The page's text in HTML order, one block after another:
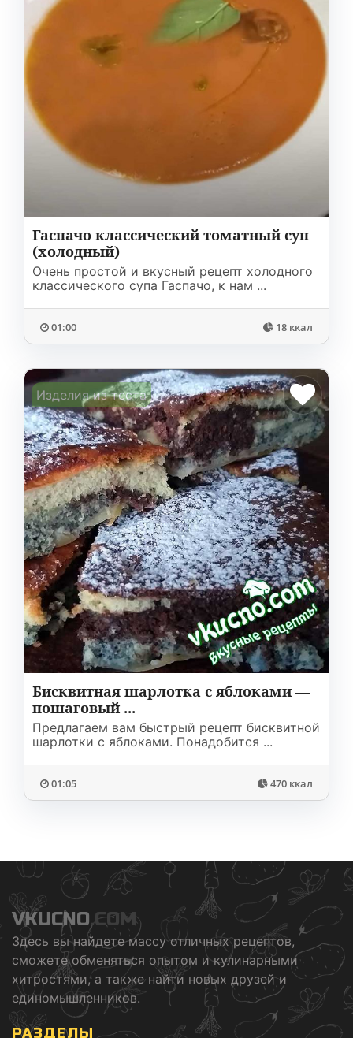
Гаспачо классический томатный суп
(холодный)
Очень простой и вкусный рецепт холодного
классического супа Гаспачо, к нам ...
01:00 18 ккал
Изделия из теста
Бисквитная шарлотка с яблоками —
пошаговый ...
Предлагаем вам быстрый рецепт бисквитной
шарлотки с яблоками. Понадобится ...
01:05 470 ккал
VKUCNO.COM
Здесь вы найдете массу отличных рецептов,
сможете обменяться опытом и кулинарными
хитростями, а также найти новых друзей и
единомышленников.
РАЗДЕЛЫ